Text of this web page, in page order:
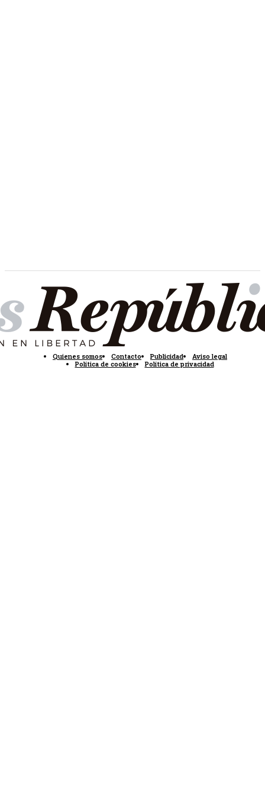
Quienes somos Contacto Publicidad
Aviso legal
Política de cookies
Política de privacidad